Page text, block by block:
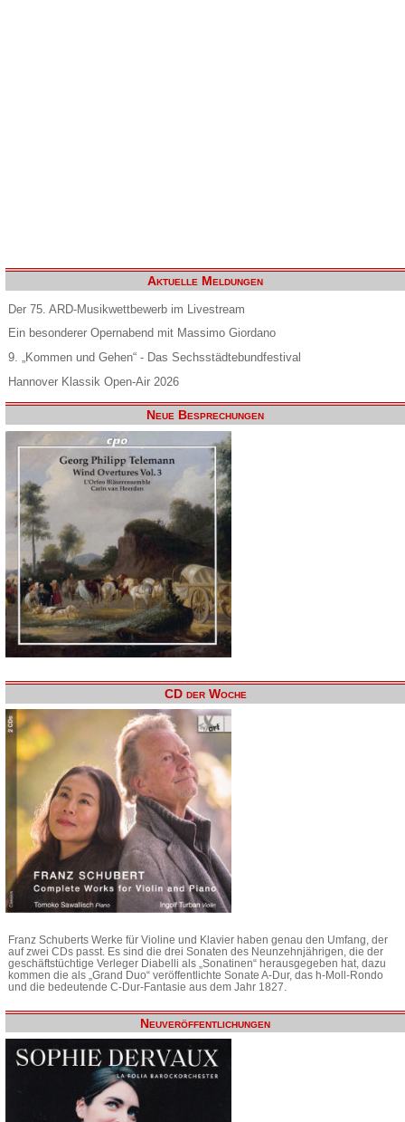
Aktuelle Meldungen
Der 75. ARD-Musikwettbewerb im Livestream
Ein besonderer Opernabend mit Massimo Giordano
9. „Kommen und Gehen“ - Das Sechsstädtebundfestival
Hannover Klassik Open-Air 2026
Neue Besprechungen
CD der Woche
Franz Schuberts Werke für Violine und Klavier haben genau den Umfang, der
auf zwei CDs passt. Es sind die drei Sonaten des Neunzehnjährigen, die der
geschäftstüchtige Verleger Diabelli als „Sonatinen“ herausgegeben hat, dazu
kommen die als „Grand Duo“ veröffentlichte Sonate A-Dur, das h-Moll-Rondo
und die bedeutende C-Dur-Fantasie aus dem Jahr 1827.
Neuveröffentlichungen